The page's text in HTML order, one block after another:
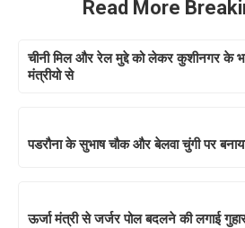
Read More
चीनी मिल और रेल मुद्दे को लेकर कुशीनगर के
मंत्रीयो से
पडरौना के सुभाष चौक और बेलवा चुंगी पर
ऊर्जा मंत्री से जर्जर पोल बदलने की लगाई